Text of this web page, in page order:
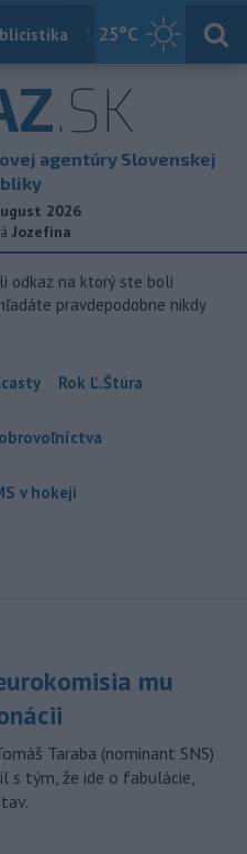
25°C
Slovensko
.SK
agentúry Slovenskej
2026
Jozefína
odkaz na ktorý ste boli
pravdepodobne nikdy
Rok Ľ.Štúra
v hokeji
mu
Taraba (nominant SNS)
s tým, že ide o fabulácie,